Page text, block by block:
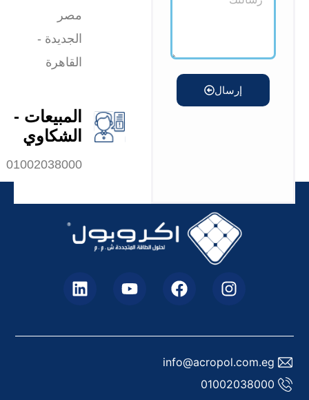
إرسال
مصر
الجديدة -
القاهرة
المبيعات -
الشكاوي
01002038000
info@acropol.com.eg
01002038000